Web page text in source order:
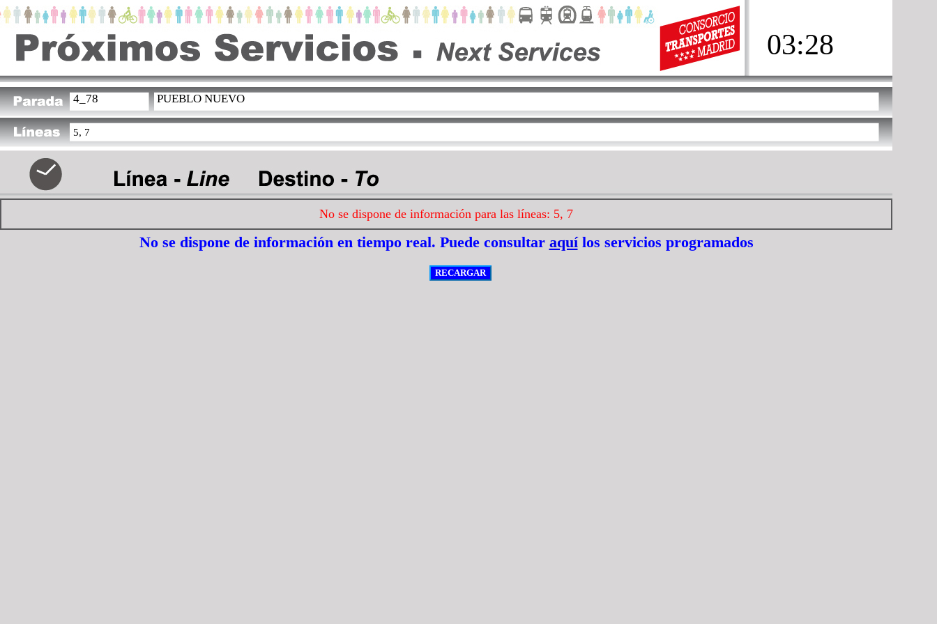
03:28
4_78 PUEBLO NUEVO
5, 7
No se dispone de información para las líneas: 5, 7
No se dispone de información en tiempo real. Puede consultar aquílos servicios programados